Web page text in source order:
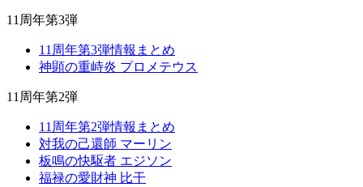
11周年第3弾
11周年第3弾情報まとめ
神顕の重峙炎 プロメテウス
11周年第2弾
11周年第2弾情報まとめ
対我の己還師 マーリン
板鳴の快駆者 エジソン
福禄の愛財神 比干